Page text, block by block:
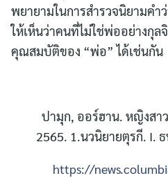
พยายามในการสำรวจนิยามค
ให้เห็นว่าคนที่ไม่ใช่พ่ออย่างกุ
คุณสมบัติของ “พ่อ” ได้เช่นกัน
ปามุก, ออร์ฮาน. หญิงสา
2565. 1.นวนิยายตุรกี. I.
https://